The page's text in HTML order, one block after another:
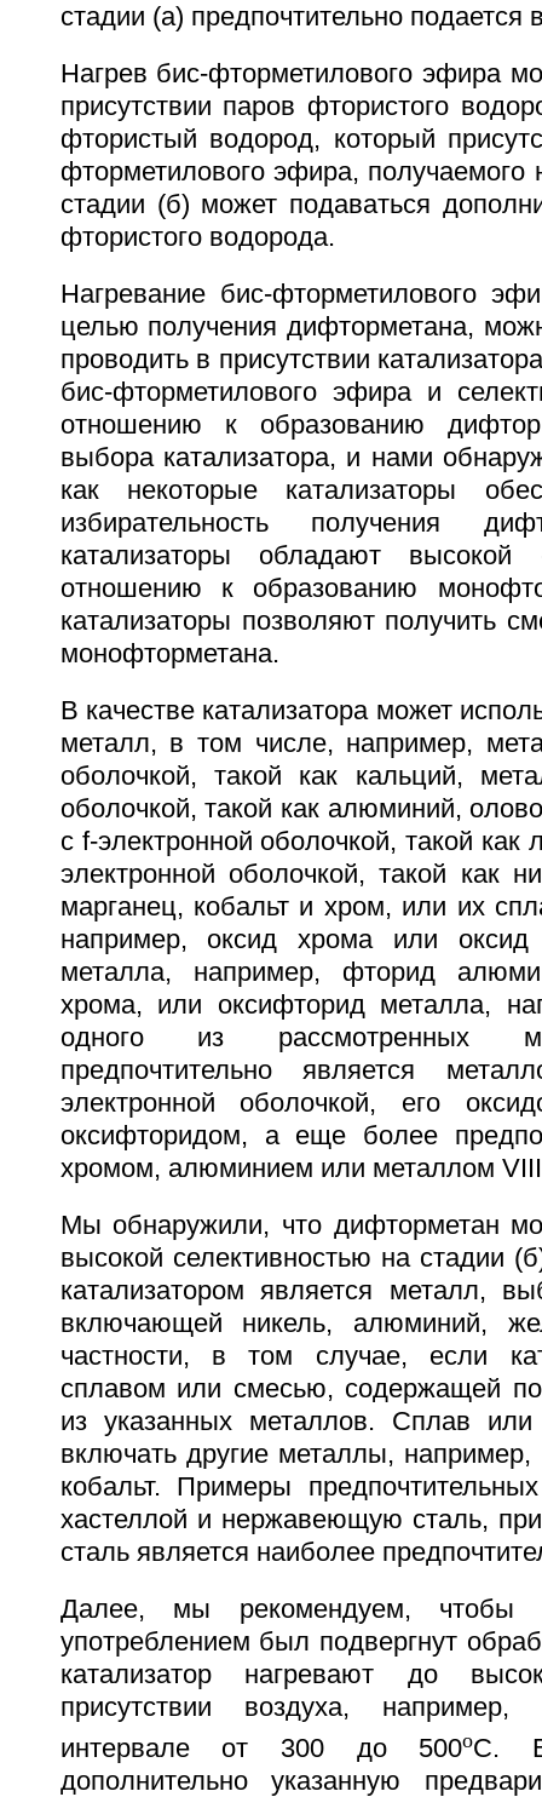
стадии (а) предпочтительно подается
Нагрев бис-фторметилового эфира
присутствии паров фтористого
фтористый водород, который
фторметилового эфира, получаемого
стадии (б) может подаваться
фтористого водорода.
Нагревание бис-фторметилового
целью получения дифторметана,
проводить в присутствии
бис-фторметилового эфира и
отношению к образованию
выбора катализатора, и нами
как некоторые катализаторы
избирательность получения
катализаторы обладают высокой
отношению к образованию
катализаторы позволяют получить
монофторметана.
В качестве катализатора может
металл, в том числе, например,
оболочкой, такой как кальций,
оболочкой, такой как алюминий,
с f-электронной оболочкой, такой как
электронной оболочкой, такой как
марганец, кобальт и хром, или их
например, оксид хрома или
металла, например, фторид
хрома, или оксифторид металла,
одного из рассмотренных
предпочтительно является
электронной оболочкой, его
оксифторидом, а еще более
хромом, алюминием или металлом
Мы обнаружили, что дифторметан
высокой селективностью на стадии
катализатором является металл,
включающей никель, алюминий,
частности, в том случае, если
сплавом или смесью, содержащей
из указанных металлов. Сплав
включать другие металлы,
кобальт. Примеры
хастеллой и нержавеющую сталь,
сталь является наиболее
Далее, мы рекомендуем, чтобы
употреблением был подвергнут
катализатор нагревают до
присутствии воздуха,
интервале от 300 до 500oC.
дополнительно указанную